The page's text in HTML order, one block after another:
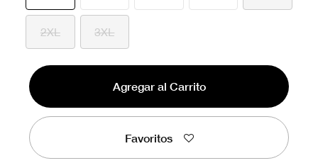
2XL 3XL
Agregar al Carrito
Favoritos